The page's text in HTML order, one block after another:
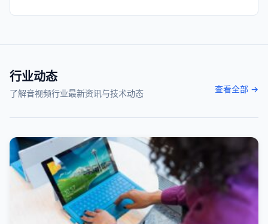
行业动态
了解音视频行业最新资讯与技术动态 查看全部 →